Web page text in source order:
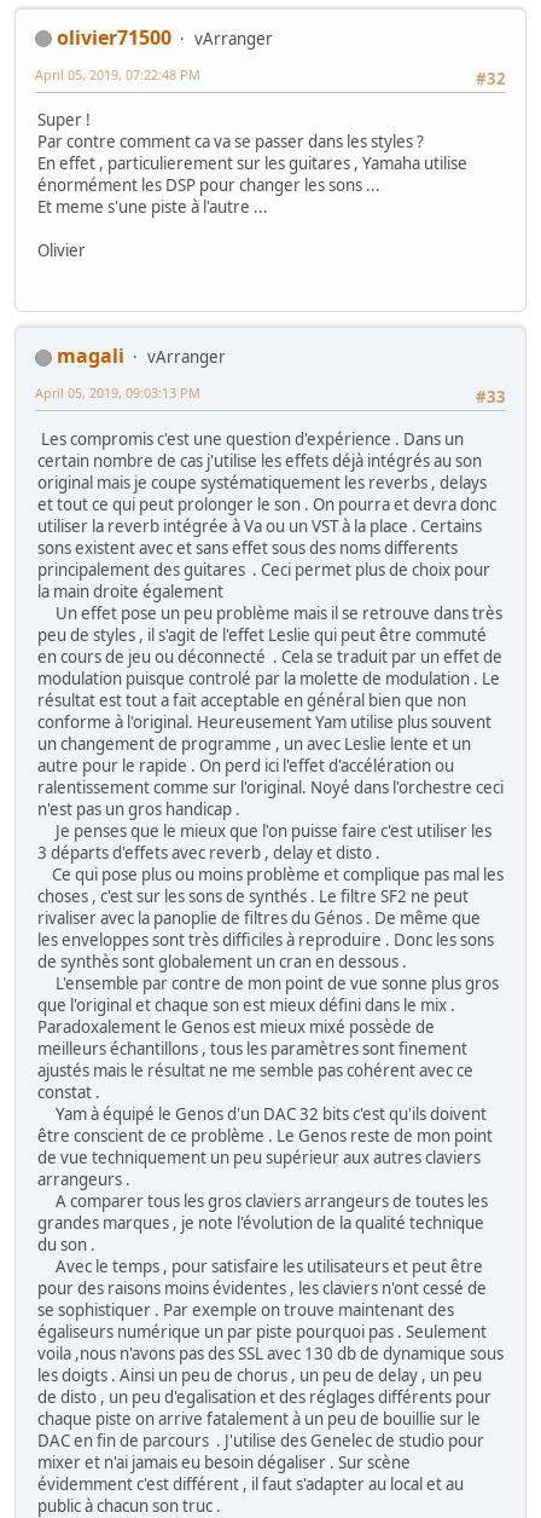
olivier71500
vArranger
#32
April 05, 2019, 07:22:48 PM
Super !
Par contre comment ca va se passer dans les styles ?
En effet , particulierement sur les guitares , Yamaha utilise
énormément les DSP pour changer les sons ...
Et meme s'une piste à l'autre ...
Olivier
magali
vArranger
#33
April 05, 2019, 09:03:13 PM
Les compromis c'est une question d'expérience . Dans un
certain nombre de cas j'utilise les effets déjà intégrés au son
original mais je coupe systématiquement les reverbs , delays
et tout ce qui peut prolonger le son . On pourra et devra donc
utiliser la reverb intégrée à Va ou un VST à la place . Certains
sons existent avec et sans effet sous des noms differents
principalement des guitares . Ceci permet plus de choix pour
la main droite également
Un effet pose un peu problème mais il se retrouve dans très
peu de styles , il s'agit de l'effet Leslie qui peut être commuté
en cours de jeu ou déconnecté . Cela se traduit par un effet de
modulation puisque controlé par la molette de modulation . Le
résultat est tout a fait acceptable en général bien que non
conforme à l'original. Heureusement Yam utilise plus souvent
un changement de programme , un avec Leslie lente et un
autre pour le rapide . On perd ici l'effet d'accélération ou
ralentissement comme sur l'original. Noyé dans l'orchestre ceci
n'est pas un gros handicap .
Je penses que le mieux que l'on puisse faire c'est utiliser les
3 départs d'effets avec reverb , delay et disto .
Ce qui pose plus ou moins problème et complique pas mal les
choses , c'est sur les sons de synthés . Le filtre SF2 ne peut
rivaliser avec la panoplie de filtres du Génos . De même que
les enveloppes sont très difficiles à reproduire . Donc les sons
de synthès sont globalement un cran en dessous .
L'ensemble par contre de mon point de vue sonne plus gros
que l'original et chaque son est mieux défini dans le mix .
Paradoxalement le Genos est mieux mixé possède de
meilleurs échantillons , tous les paramètres sont finement
ajustés mais le résultat ne me semble pas cohérent avec ce
constat .
Yam à équipé le Genos d'un DAC 32 bits c'est qu'ils doivent
être conscient de ce problème . Le Genos reste de mon point
de vue techniquement un peu supérieur aux autres claviers
arrangeurs .
A comparer tous les gros claviers arrangeurs de toutes les
grandes marques , je note l'évolution de la qualité technique
du son .
Avec le temps , pour satisfaire les utilisateurs et peut être
pour des raisons moins évidentes , les claviers n'ont cessé de
se sophistiquer . Par exemple on trouve maintenant des
égaliseurs numérique un par piste pourquoi pas . Seulement
voila ,nous n'avons pas des SSL avec 130 db de dynamique sous
les doigts . Ainsi un peu de chorus , un peu de delay , un peu
de disto , un peu d'egalisation et des réglages différents pour
chaque piste on arrive fatalement à un peu de bouillie sur le
DAC en fin de parcours . J'utilise des Genelec de studio pour
mixer et n'ai jamais eu besoin dégaliser . Sur scène
évidemment c'est différent , il faut s'adapter au local et au
public à chacun son truc .